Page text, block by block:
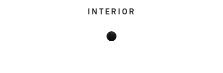
INTERIOR